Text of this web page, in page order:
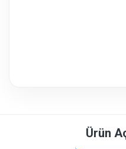
Ürün